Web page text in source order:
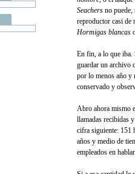
Seachers no puede,
reproductor casi de
Hormigas blancas
En fin, a lo que iba.
guardar un archivo
por lo menos año y
conservado y
Abro ahora mismo
llamadas recibidas
cifra siguiente: 151
años y medio de
empleados en